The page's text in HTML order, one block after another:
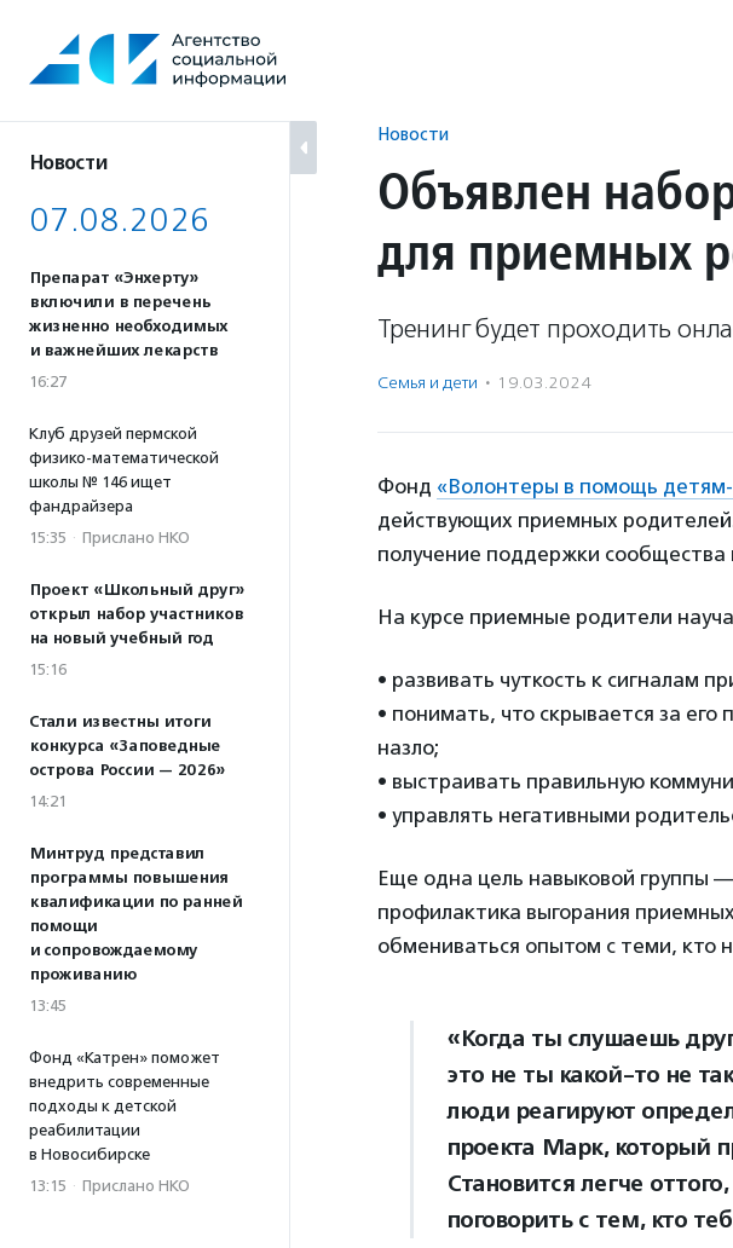
содержанию
Новости
07.08.2026
Препарат «Энхерту»
включили в перечень
жизненно необходимых
и важнейших лекарств
16:27
Клуб друзей пермской
физико-математической
школы № 146 ищет
фандрайзера
15:35 · Прислано НКО
Проект «Школьный друг»
открыл набор участников
на новый учебный год
15:16
Стали известны итоги
конкурса «Заповедные
острова России — 2026»
14:21
Минтруд представил
программы повышения
квалификации по ранней
помощи
и сопровождаемому
проживанию
13:45
Фонд «Катрен» поможет
внедрить современные
подходы к детской
реабилитации
в Новосибирске
13:15 · Прислано НКО
Новости
Объявлен
для приемных
Тренинг будет проходить
Семья и дети · 19.03.2024
Фонд «Волонтеры в помощь
действующих приемных
получение поддержки сообщества
На курсе приемные родители
• развивать чуткость к сигналам
• понимать, что скрывается за
назло;
• выстраивать правильную
• управлять негативными
Еще одна цель навыковой группы
профилактика выгорания
обмениваться опытом с теми, кто
«Когда ты слушаешь
это не ты какой-то не
люди реагируют
проекта Марк, который
Становится легче
поговорить с тем, кто